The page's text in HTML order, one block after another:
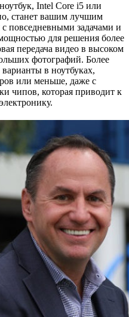
Intel Core i5 или
станет вашим лучшим
повседневными задачами и
для решения более
передача видео в высоком
фотографий. Более
в ноутбуках,
или меньше, даже с
чипов, которая приводит к